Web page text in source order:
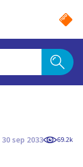
sep 2033 69.2k